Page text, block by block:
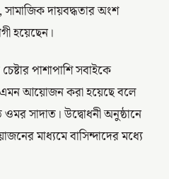
দায়বদ্ধতার অংশ
হয়েছেন।
পাশাপাশি সবাইকে
এমন আয়োজন করা হয়েছে বলে
সাদাত। উদ্বোধনী অনুষ্ঠানে
মাধ্যমে বাসিন্দাদের মধ্যে